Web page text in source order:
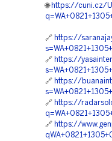
🌐 https://cuni.cz/
🔗 https://
🔗 https://
🔗 https://
🔗 https://
🔗 https://